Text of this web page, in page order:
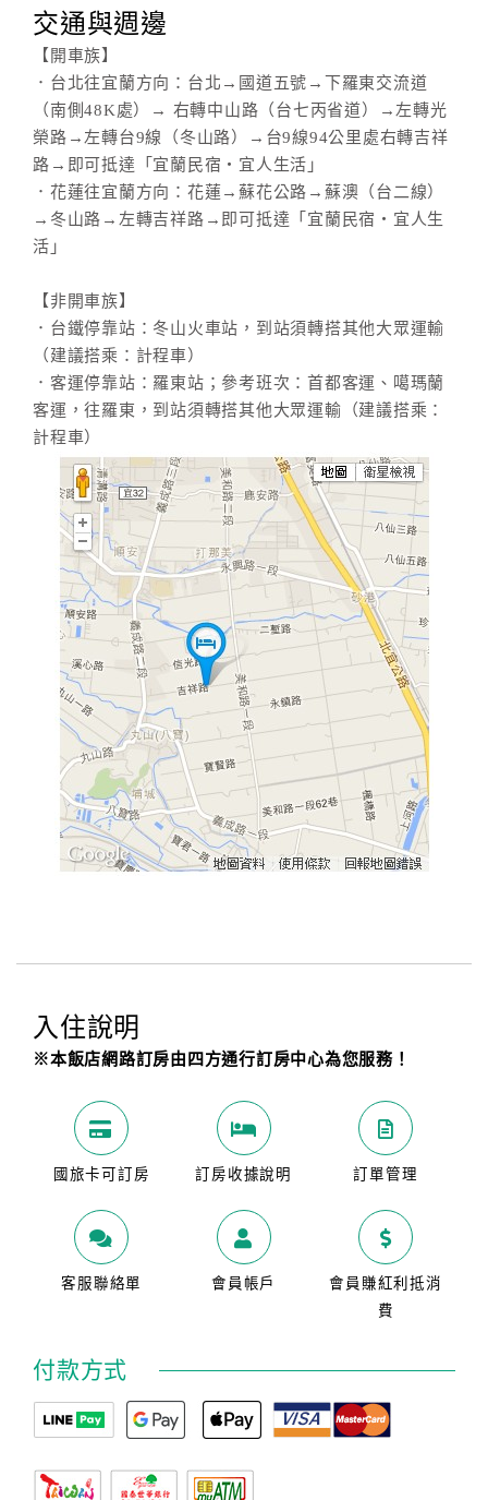
交通與週邊
【開車族】
．台北往宜蘭方向：台北→國道五號→下羅東交流道
（南側48K處）→ 右轉中山路（台七丙省道）→左轉光
榮路→左轉台9線（冬山路）→台9線94公里處右轉吉祥
路→即可抵達「宜蘭民宿‧宜人生活」
．花蓮往宜蘭方向：花蓮→蘇花公路→蘇澳（台二線）
→冬山路→左轉吉祥路→即可抵達「宜蘭民宿‧宜人生
活」
【非開車族】
．台鐵停靠站：冬山火車站，到站須轉搭其他大眾運輸
（建議搭乘：計程車）
．客運停靠站：羅東站；參考班次：首都客運、噶瑪蘭
客運，往羅東，到站須轉搭其他大眾運輸（建議搭乘：
計程車）
入住說明
※本飯店網路訂房由四方通行訂房中心為您服務！
國旅卡可訂房 訂房收據說明 訂單管理
客服聯絡單 會員帳戶
會員賺紅利抵消
費
付款方式